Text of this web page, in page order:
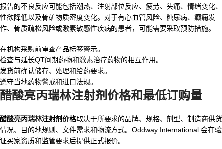
报告的不良反应可能包括潮热、注射部位反应、疲劳、头痛、情绪变化、
性欲降低以及骨矿物质密度变化。对于有心血管风险、糖尿病、癫痫发
作、骨质疏松风险或激素敏感性疾病的患者，可能需要采取预防措施。
在机构采购前审查产品标签警示。
检查与延长QT间期药物和激素治疗药物的相互作用。
发货前确认储存、处理和给药要求。
遵守当地药物警戒和进口法规。
醋酸亮丙瑞林注射剂价格和最低订购量
醋酸亮丙瑞林注射剂价格取决于所要求的品牌、规格、剂型、制造商供货
情况、目的地规则、文件需求和物流方式。Oddway International 会在验
证买家资质和监管要求后提供正式报价。